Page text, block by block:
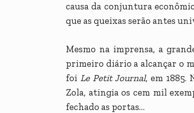
causa da conjuntura
que as queixas serão antes
Mesmo na imprensa, a
primeiro diário a alcançar o
foi Le Petit Journal, em 1885.
Zola, atingia os cem mil
fechado as portas…